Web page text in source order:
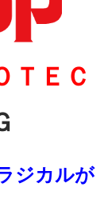
ＴＥＣ
ジカルが